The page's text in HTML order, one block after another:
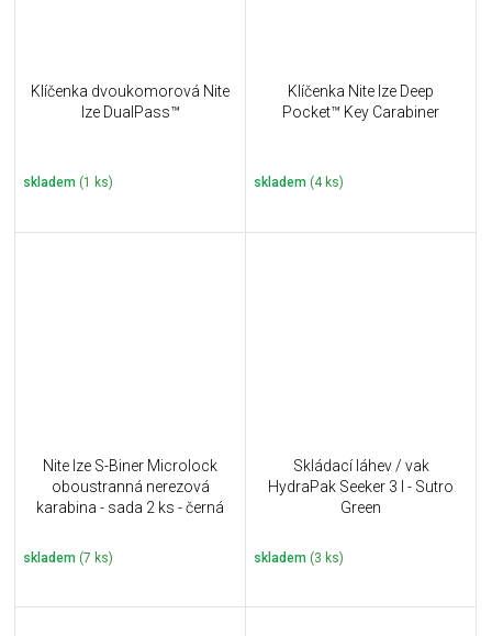
Klíčenka dvoukomorová Nite
Ize DualPass™
skladem (1 ks)
Klíčenka Nite Ize Deep
Pocket™ Key Carabiner
skladem (4 ks)
Nite Ize S-Biner Microlock
oboustranná nerezová
karabina - sada 2 ks - černá
skladem (7 ks)
Skládací láhev / vak
HydraPak Seeker 3 l - Sutro
Green
skladem (3 ks)